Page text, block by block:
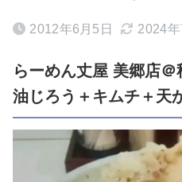
2012年6月5日 2024年
らーめん丈屋 美郷店
油じろう＋キムチ＋天